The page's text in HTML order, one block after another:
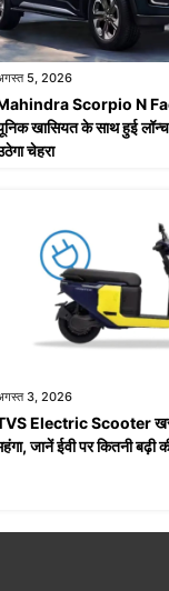
5, 2026
Scorpio N
खासियत के साथ हुई
चेहरा
3, 2026
Electric Scooter
जानें ईवी पर कितनी बढ़ी